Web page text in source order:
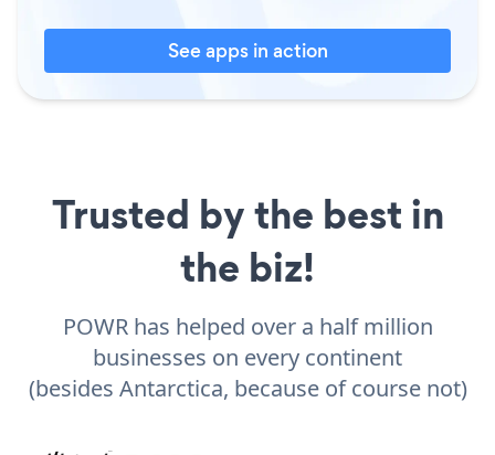
See apps in action
Trusted by the best in
the biz!
POWR has helped over a half million
businesses on every continent
(besides Antarctica, because of course not)